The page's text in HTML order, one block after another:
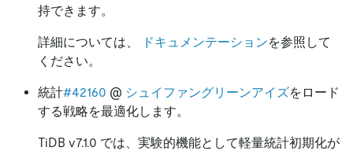
持できます。
詳細については、 ドキュメンテーションを参照して
ください。
統計#42160 @ シュイファングリーンアイズをロード
する戦略を最適化します。
TiDB v7.1.0 では、実験的機能として軽量統計初期化が